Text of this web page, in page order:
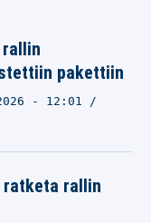
pakettiin
- 12:01
rallin